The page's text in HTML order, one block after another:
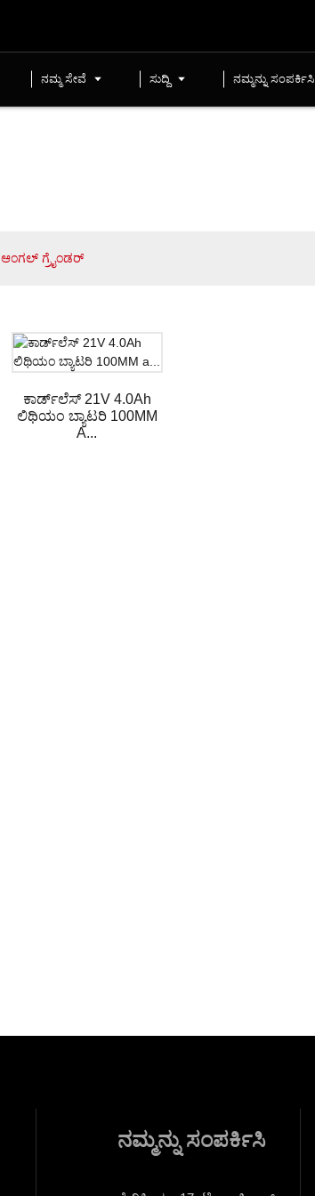
ನಮ್ಮ ಸೇವೆ ಸುದ್ದಿ ನಮ್ಮನ್ನು ಸಂಪರ್ಕಿಸಿ
ಆಂಗಲ್ ಗ್ರೈಂಡರ್
ಕಾರ್ಡ್‌ಲೆಸ್ 21V 4.0Ah
ಲಿಥಿಯಂ ಬ್ಯಾಟರಿ 100MM
A...
ನಮ್ಮನ್ನು ಸಂಪರ್ಕಿಸಿ